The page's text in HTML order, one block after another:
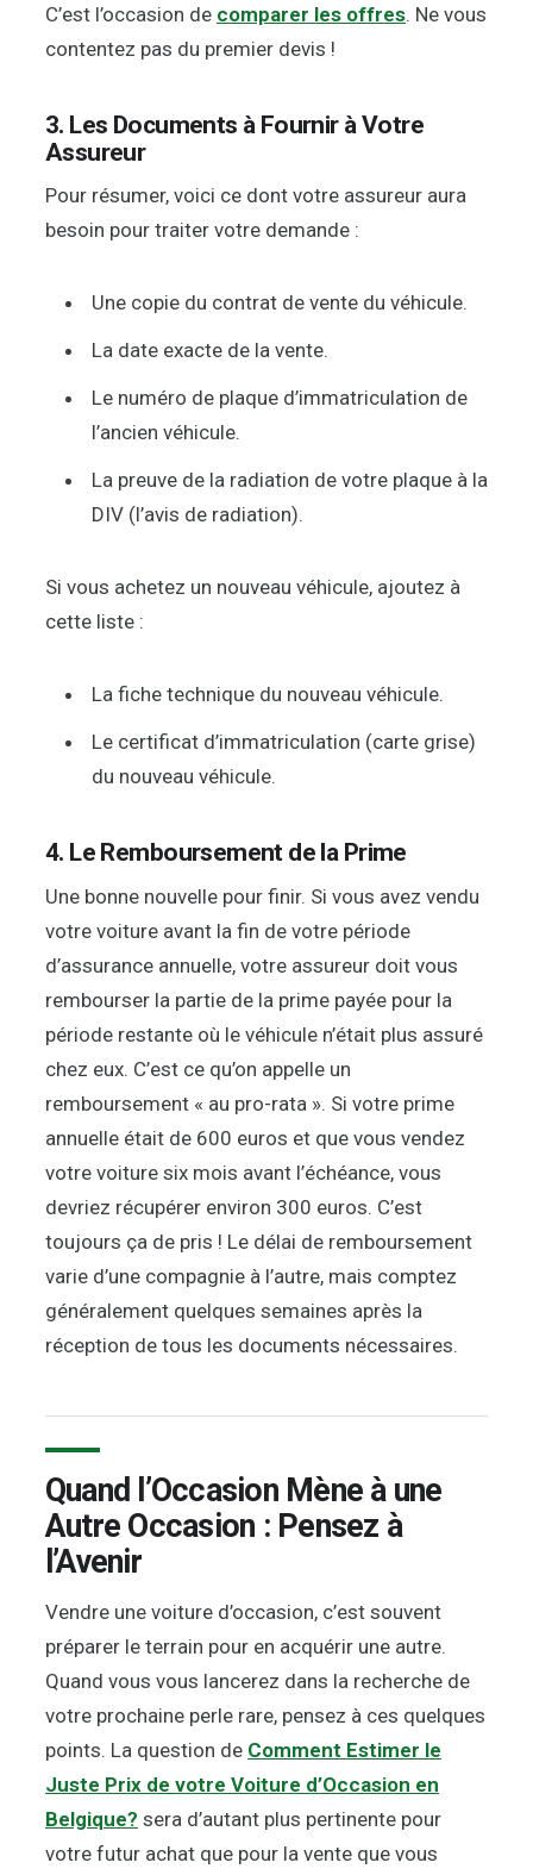
C’est l’occasion de comparer les offres. Ne vous
contentez pas du premier devis !
3. Les Documents à Fournir à Votre
Assureur
Pour résumer, voici ce dont votre assureur aura
besoin pour traiter votre demande :
Une copie du contrat de vente du véhicule.
La date exacte de la vente.
Le numéro de plaque d’immatriculation de
l’ancien véhicule.
La preuve de la radiation de votre plaque à la
DIV (l’avis de radiation).
Si vous achetez un nouveau véhicule, ajoutez à
cette liste :
La fiche technique du nouveau véhicule.
Le certificat d’immatriculation (carte grise)
du nouveau véhicule.
4. Le Remboursement de la Prime
Une bonne nouvelle pour finir. Si vous avez vendu
votre voiture avant la fin de votre période
d’assurance annuelle, votre assureur doit vous
rembourser la partie de la prime payée pour la
période restante où le véhicule n’était plus assuré
chez eux. C’est ce qu’on appelle un
remboursement « au pro-rata ». Si votre prime
annuelle était de 600 euros et que vous vendez
votre voiture six mois avant l’échéance, vous
devriez récupérer environ 300 euros. C’est
toujours ça de pris ! Le délai de remboursement
varie d’une compagnie à l’autre, mais comptez
généralement quelques semaines après la
réception de tous les documents nécessaires.
Quand l’Occasion Mène à une
Autre Occasion : Pensez à
l’Avenir
Vendre une voiture d’occasion, c’est souvent
préparer le terrain pour en acquérir une autre.
Quand vous vous lancerez dans la recherche de
votre prochaine perle rare, pensez à ces quelques
points. La question de Comment Estimer le
Juste Prix de votre Voiture d’Occasion en
Belgique? sera d’autant plus pertinente pour
votre futur achat que pour la vente que vous